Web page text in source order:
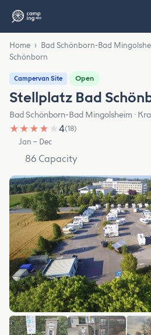
Home › Bad Schönborn-Bad
Schönborn
Campervan Site Open
Stellplatz Bad
Bad Schönborn-Bad Mingolsheim ·
★ ★ ★ ★ ★4(18)
Jan – Dec
86 Capacity